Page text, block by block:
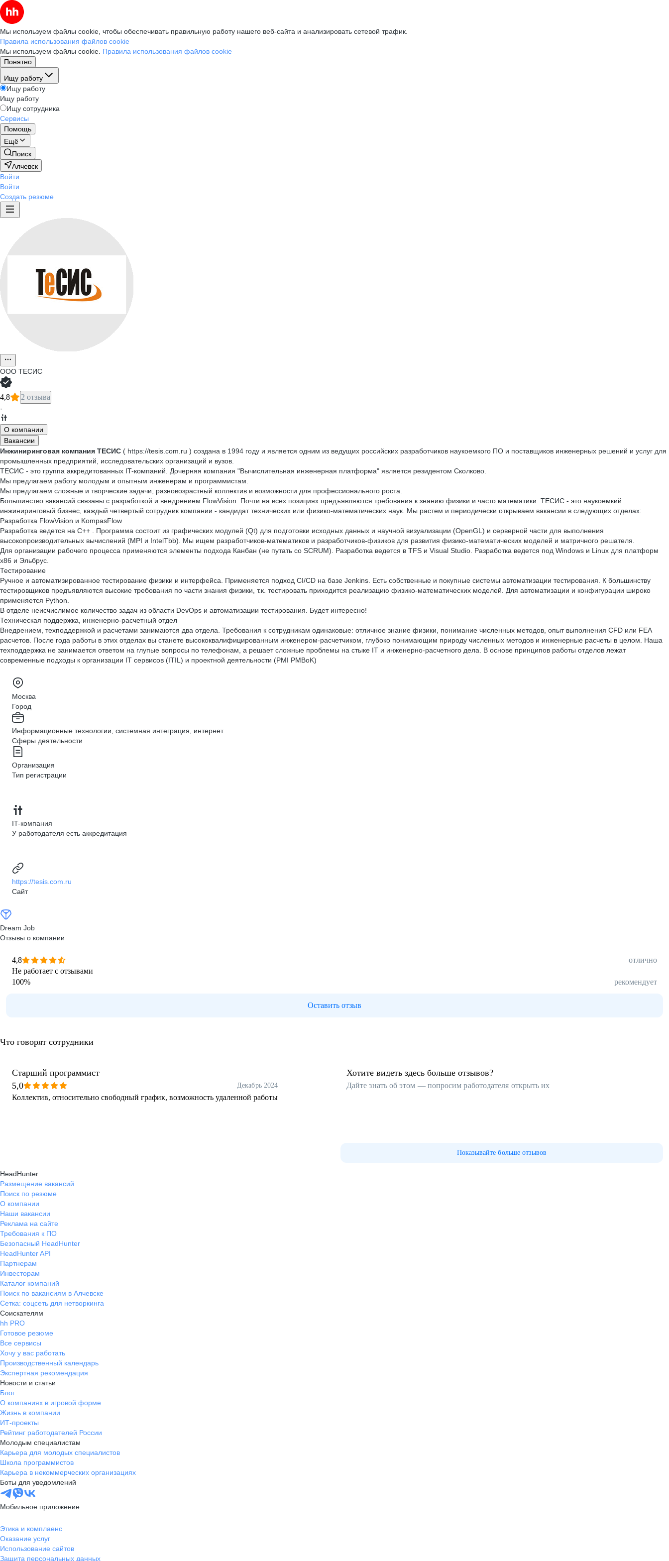
Мы используем файлы cookie, чтобы обеспечивать правильную работу нашего веб-сайта и анализировать сетевой трафик.
Правила использования файлов cookie
Мы используем файлы cookie. Правила использования файлов cookie
Понятно
Ищу работу
Ищу работу
Ищу работу
Ищу сотрудника
Сервисы
Помощь
Ещё
Поиск
Алчевск
Войти
Войти
Создать резюме
ООО ТЕСИС
4,8 2 отзыва
·
О компании
Вакансии
Инжиниринговая компания ТЕСИС ( https://tesis.com.ru ) создана в 1994 году и является одним из ведущих российских разработчиков наукоемкого ПО и поставщиков инженерных решений и услуг для
промышленных предприятий, исследовательских организаций и вузов.
ТЕСИС - это группа аккредитованных IT-компаний. Дочерняя компания "Вычислительная инженерная платформа" является резидентом Сколково.
Мы предлагаем работу молодым и опытным инженерам и программистам.
Мы предлагаем сложные и творческие задачи, разновозрастный коллектив и возможности для профессионального роста.
Большинство вакансий связаны с разработкой и внедрением FlowVision. Почти на всех позициях предъявляются требования к знанию физики и часто математики. ТЕСИС - это наукоемкий
инжиниринговый бизнес, каждый четвертый сотрудник компании - кандидат технических или физико-математических наук. Мы растем и периодически открываем вакансии в следующих отделах:
Разработка FlowVision и KompasFlow
Разработка ведется на C++ . Программа состоит из графических модулей (Qt) для подготовки исходных данных и научной визуализации (OpenGL) и серверной части для выполнения
высокопроизводительных вычислений (MPI и IntelTbb). Мы ищем разработчиков-математиков и разработчиков-физиков для развития физико-математических моделей и матричного решателя.
Для организации рабочего процесса применяются элементы подхода Канбан (не путать со SCRUM). Разработка ведется в TFS и Visual Studio. Разработка ведется под Windows и Linux для платформ
x86 и Эльбрус.
Тестирование
Ручное и автоматизированное тестирование физики и интерфейса. Применяется подход CI/CD на базе Jenkins. Есть собственные и покупные системы автоматизации тестирования. К большинству
тестировщиков предъявляются высокие требования по части знания физики, т.к. тестировать приходится реализацию физико-математических моделей. Для автоматизации и конфигурации широко
применяется Python.
В отделе неисчислимое количество задач из области DevOps и автоматизации тестирования. Будет интересно!
Техническая поддержка, инженерно-расчетный отдел
Внедрением, техподдержкой и расчетами занимаются два отдела. Требования к сотрудникам одинаковые: отличное знание физики, понимание численных методов, опыт выполнения CFD или FEA
расчетов. После года работы в этих отделах вы станете высококвалифицированным инженером-расчетчиком, глубоко понимающим природу численных методов и инженерные расчеты в целом. Наша
техподдержка не занимается ответом на глупые вопросы по телефонам, а решает сложные проблемы на стыке IT и инженерно-расчетного дела. В основе принципов работы отделов лежат
современные подходы к организации IT сервисов (ITIL) и проектной деятельности (PMI PMBoK)
Москва
Город
Информационные технологии, системная интеграция, интернет
Сферы деятельности
Организация
Тип регистрации
IT-компания
У работодателя есть аккредитация
https://tesis.com.ru
Сайт
Dream Job
Отзывы о компании
4,8
отлично
Не работает с отзывами
100% рекомендует
Оставить отзыв
Что говорят сотрудники
Старший программист
5,0
Декабрь 2024
Коллектив, относительно свободный график, возможность удаленной работы
Хотите видеть здесь больше отзывов?
Дайте знать об этом — попросим работодателя открыть их
Показывайте больше отзывов
HeadHunter
Размещение вакансий
Поиск по резюме
О компании
Наши вакансии
Реклама на сайте
Требования к ПО
Безопасный HeadHunter
HeadHunter API
Партнерам
Инвесторам
Каталог компаний
Поиск по вакансиям в Алчевске
Сетка: соцсеть для нетворкинга
Соискателям
hh PRO
Готовое резюме
Все сервисы
Хочу у вас работать
Производственный календарь
Экспертная рекомендация
Новости и статьи
Блог
О компаниях в игровой форме
Жизнь в компании
ИТ-проекты
Рейтинг работодателей России
Молодым специалистам
Карьера для молодых специалистов
Школа программистов
Карьера в некоммерческих организациях
Боты для уведомлений
Мобильное приложение
Этика и комплаенс
Оказание услуг
Использование сайтов
Защита персональных данных